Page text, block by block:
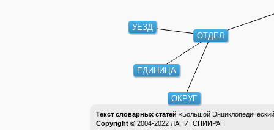
ОТДЕЛ
УЕЗД
ОКРУГ
ЕДИНИЦА
Текст словарных статей «Большой
Copyright © 2004-2022 ЛАНИ, СПИИРАН